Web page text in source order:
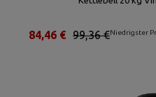
Niedrigster
99,36 €
84,46 €